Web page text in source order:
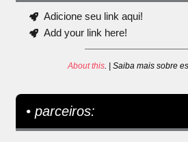
Adicione seu link aqui!
Add your link here!
About this. | Saiba mais sobre
• parceiros: